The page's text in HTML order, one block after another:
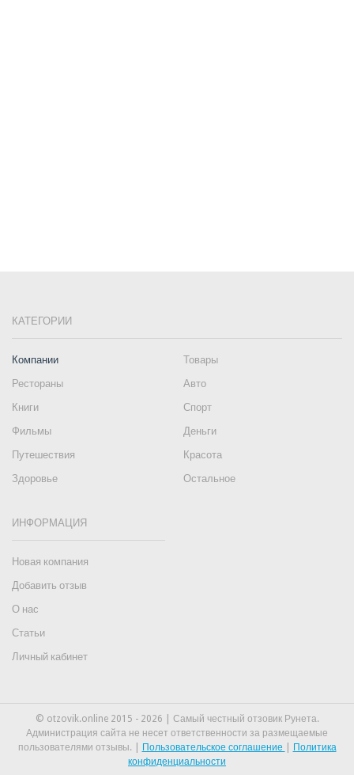
КАТЕГОРИИ
Компании
Товары
Рестораны
Авто
Книги
Спорт
Фильмы
Деньги
Путешествия
Красота
Здоровье
Остальное
ИНФОРМАЦИЯ
Новая компания
Добавить отзыв
О нас
Статьи
Личный кабинет
© otzovik.online 2015 - 2026 | Самый честный отзовик Рунета.
Администрация сайта не несет ответственности за размещаемые
пользователями отзывы. |
Пользовательское соглашение
Политика
конфиденциальности